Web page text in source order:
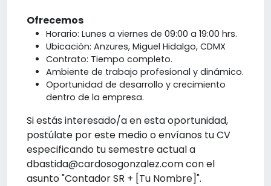
Ofrecemos
Horario: Lunes a viernes de 09:00 a 19:00 hrs.
Ubicación: Anzures, Miguel Hidalgo, CDMX
Contrato: Tiempo completo.
Ambiente de trabajo profesional y dinámico.
Oportunidad de desarrollo y crecimiento
dentro de la empresa.
Si estás interesado/a en esta oportunidad,
postúlate por este medio o envíanos tu CV
especificando tu semestre actual a
dbastida@cardosogonzalez.com con el
asunto "Contador SR + [Tu Nombre]".